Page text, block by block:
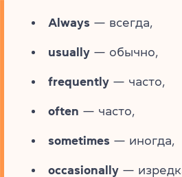
Always — всегда,
usually — обычно,
frequently — часто,
often — часто,
sometimes — иногда,
occasionally —